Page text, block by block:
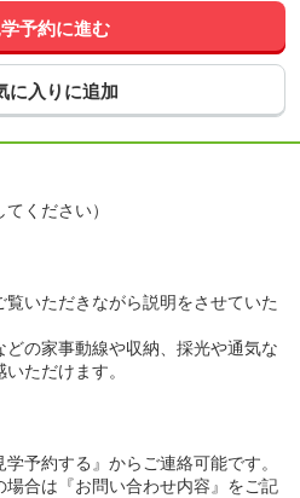
学予約に進む
ください）
いただきながら説明をさせていた
の家事動線や収納、採光や通気な
ただけます。
予約する』からご連絡可能です。
合は『お問い合わせ内容』をご記